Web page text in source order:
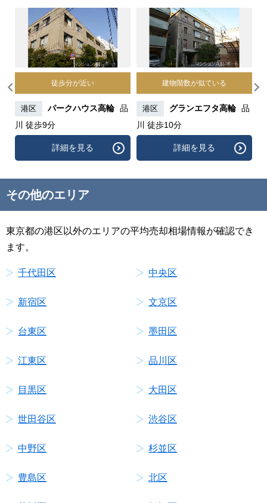
徒歩分が近い
港区 パークハウス高輪 品
川 徒歩9分
詳細を見る
建物階数が似ている
港区 グランエフタ高輪 品
川 徒歩10分
詳細を見る
その他のエリア
東京都の港区以外のエリアの平均売却相場情報が確認でき
ます。
千代田区 中央区
新宿区 文京区
台東区 墨田区
江東区 品川区
目黒区 大田区
世田谷区 渋谷区
中野区 杉並区
豊島区 北区